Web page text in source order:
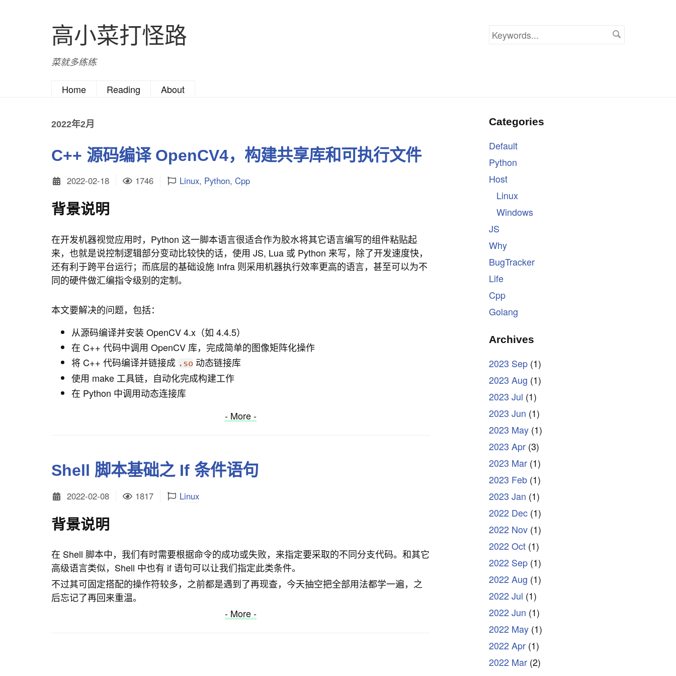
高小菜打怪路
菜就多练练
Keywords
Home Reading About
2022年2月
C++ 源码编译 OpenCV4，构建共享库和可执行文件
2022-02-18 1746 Linux, Python, Cpp
背景说明
在开发机器视觉应用时，Python 这一脚本语言很适合作为胶水将其它语言编写的组件粘贴起
来，也就是说控制逻辑部分变动比较快的话，使用 JS, Lua 或 Python 来写，除了开发速度快，
还有利于跨平台运行；而底层的基础设施 Infra 则采用机器执行效率更高的语言，甚至可以为不
同的硬件做汇编指令级别的定制。
本文要解决的问题，包括：
从源码编译并安装 OpenCV 4.x（如 4.4.5）
在 C++ 代码中调用 OpenCV 库，完成简单的图像矩阵化操作
将 C++ 代码编译并链接成 .so 动态链接库
使用 make 工具链，自动化完成构建工作
在 Python 中调用动态连接库
- More -
Shell 脚本基础之 If 条件语句
2022-02-08 1817 Linux
背景说明
在 Shell 脚本中，我们有时需要根据命令的成功或失败，来指定要采取的不同分支代码。和其它
高级语言类似，Shell 中也有 if 语句可以让我们指定此类条件。
不过其可固定搭配的操作符较多，之前都是遇到了再现查，今天抽空把全部用法都学一遍，之
后忘记了再回来重温。
- More -
Categories
Default
Python
Host
Linux
Windows
JS
Why
BugTracker
Life
Cpp
Golang
Archives
2023 Sep(1)
2023 Aug (1)
2023 Jul (1)
2023 Jun (1)
2023 May(1)
2023 Apr(3)
2023 Mar(1)
2023 Feb(1)
2023 Jan (1)
2022 Dec(1)
2022 Nov(1)
2022 Oct(1)
2022 Sep(1)
2022 Aug (1)
2022 Jul (1)
2022 Jun (1)
2022 May(1)
2022 Apr(1)
2022 Mar(2)